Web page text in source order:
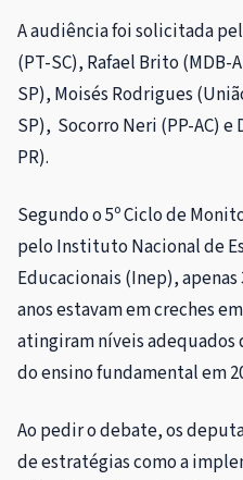
A audiência foi solicitada
(PT-SC), Rafael Brito (MDB-
SP), Moisés Rodrigues
SP), Socorro Neri (PP-AC)
PR).
Segundo o 5º Ciclo de
pelo Instituto Nacional de
Educacionais (Inep), apenas
anos estavam em creches
atingiram níveis adequados
do ensino fundamental em
Ao pedir o debate, os
de estratégias como a